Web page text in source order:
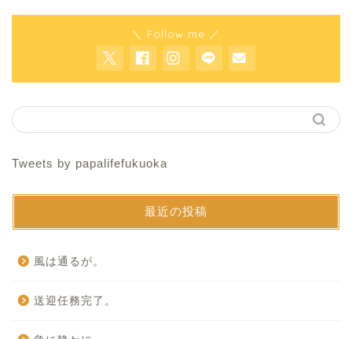
＼ Follow me ／
Tweets by papalifefukuoka
最近の投稿
風は通るが。
送迎任務完了。